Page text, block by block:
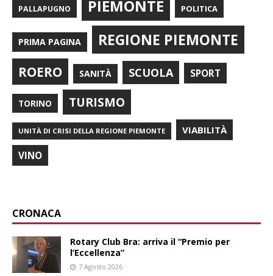
PALLAPUGNO PIEMONTE POLITICA
PRIMA PAGINA REGIONE PIEMONTE
ROERO SANITÀ SCUOLA SPORT
TORINO TURISMO
UNITÀ DI CRISI DELLA REGIONE PIEMONTE VIABILITÀ
VINO
CRONACA
Rotary Club Bra: arriva il “Premio per
l’Eccellenza”
7 Agosto 2026